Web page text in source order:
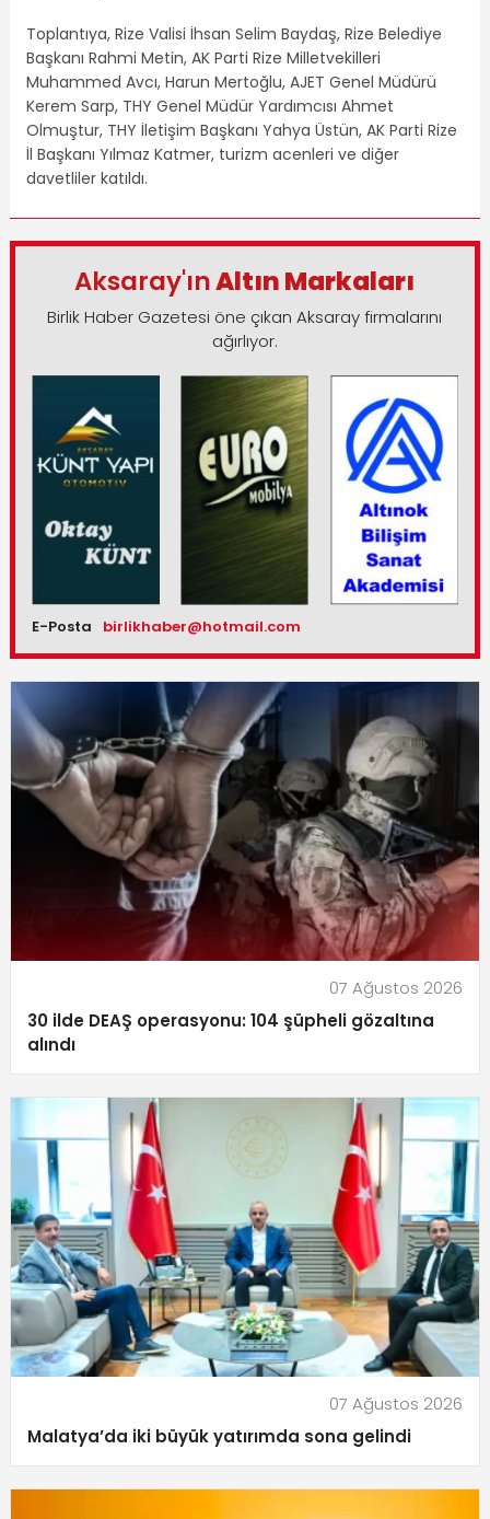
Toplantıya, Rize Valisi İhsan Selim Baydaş, Rize Belediye
Başkanı Rahmi Metin, AK Parti Rize Milletvekilleri
Muhammed Avcı, Harun Mertoğlu, AJET Genel Müdürü
Kerem Sarp, THY Genel Müdür Yardımcısı Ahmet
Olmuştur, THY İletişim Başkanı Yahya Üstün, AK Parti Rize
İl Başkanı Yılmaz Katmer, turizm acenleri ve diğer
davetliler katıldı.
Aksaray'ınAltın Markaları
Birlik Haber Gazetesi öne çıkan Aksaray firmalarını
ağırlıyor.
E-Posta birlikhaber@hotmail.com
07 Ağustos 2026
30 ilde DEAŞ operasyonu: 104 şüpheli gözaltına
alındı
07 Ağustos 2026
Malatya’da iki büyük yatırımda sona gelindi